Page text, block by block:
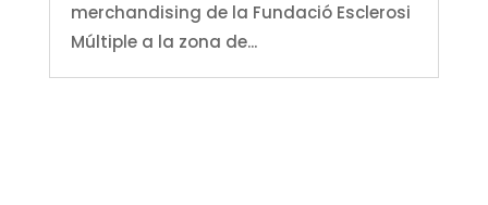
merchandising de la Fundació Esclerosi
Múltiple a la zona de...